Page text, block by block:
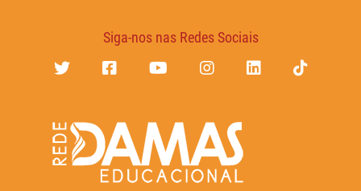
Siga-nos nas Redes Sociais